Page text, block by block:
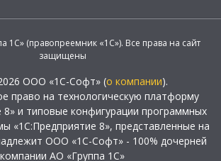
1С» (правопреемник «1С»). Все права на сайт
защищены
ООО «1С-Софт» (о компании).
право на технологическую платформу
8» и типовые конфигурации программных
«1С:Предприятие 8», представленные на
ООО «1С-Софт» - 100% дочерней
компании АО «Группа 1С»